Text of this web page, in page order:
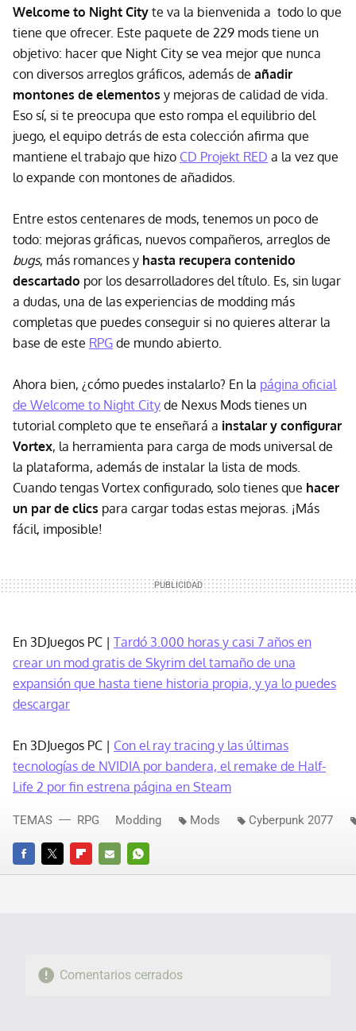
Welcome to Night City te va la bienvenida a todo lo que
tiene que ofrecer. Este paquete de 229 mods tiene un
objetivo: hacer que Night City se vea mejor que nunca
con diversos arreglos gráficos, además de añadir
montones de elementos y mejoras de calidad de vida.
Eso sí, si te preocupa que esto rompa el equilibrio del
juego, el equipo detrás de esta colección afirma que
mantiene el trabajo que hizo CD Projekt RED a la vez que
lo expande con montones de añadidos.
Entre estos centenares de mods, tenemos un poco de
todo: mejoras gráficas, nuevos compañeros, arreglos de
bugs, más romances y hasta recupera contenido
descartado por los desarrolladores del título. Es, sin lugar
a dudas, una de las experiencias de modding más
completas que puedes conseguir si no quieres alterar la
base de este RPG de mundo abierto.
Ahora bien, ¿cómo puedes instalarlo? En la página oficial
de Welcome to Night City de Nexus Mods tienes un
tutorial completo que te enseñará a instalar y configurar
Vortex, la herramienta para carga de mods universal de
la plataforma, además de instalar la lista de mods.
Cuando tengas Vortex configurado, solo tienes que hacer
un par de clics para cargar todas estas mejoras. ¡Más
fácil, imposible!
En 3DJuegos PC | Tardó 3.000 horas y casi 7 años en
crear un mod gratis de Skyrim del tamaño de una
expansión que hasta tiene historia propia, y ya lo puedes
descargar
En 3DJuegos PC | Con el ray tracing y las últimas
tecnologías de NVIDIA por bandera, el remake de Half-
Life 2 por fin estrena página en Steam
FACEBOOKTWITTERFLIPBOARD
E-
WHATSAPP
TEMAS RPG Modding Mods Cyberpunk 2077
Comentarios cerrados